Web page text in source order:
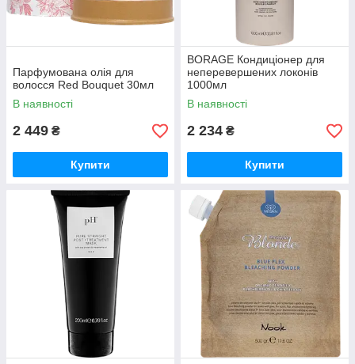
Парфумована олія для
волосся Red Bouquet 30мл
В наявності
2 449 ₴
Купити
BORAGE Кондиціонер для
неперевершених локонів
1000мл
В наявності
2 234 ₴
Купити